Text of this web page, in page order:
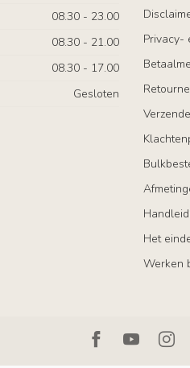
08.30 - 23.00
08.30 - 21.00
08.30 - 17.00
Gesloten
Privacy-
Het
Werken